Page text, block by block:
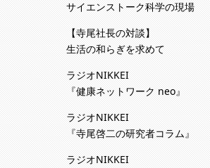
サイエンストーク科学の現場
【寺尾社長の対談】
生活の和らぎを求めて
ラジオNIKKEI
『健康ネットワーク neo』
ラジオNIKKEI
『寺尾啓二の研究者コラム』
ラジオNIKKEI